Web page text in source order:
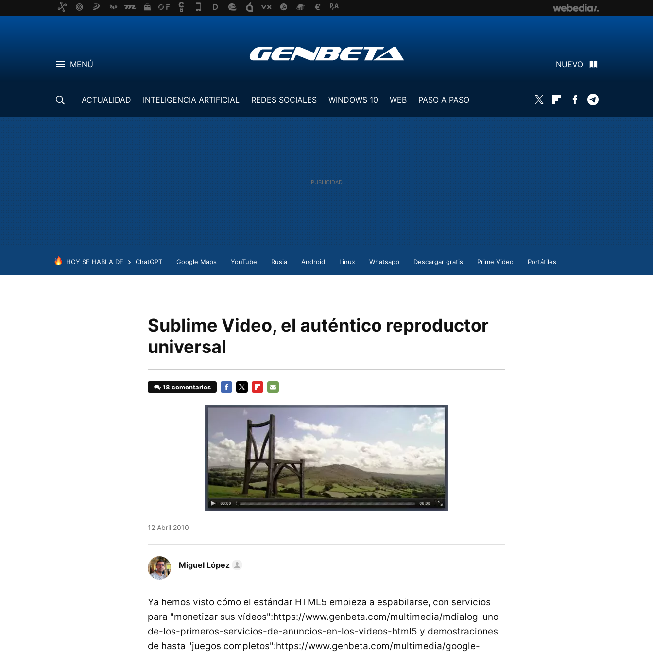
MENÚ NUEVO
ACTUALIDAD INTELIGENCIA ARTIFICIAL REDES SOCIALES WINDOWS 10 WEB
PASO A PASO
Twitter FlipboardFacebook
HOY SE HABLA DE ChatGPT Google Maps YouTube Rusia Android Linux Whatsapp Descargar gratis Prime Video Portátiles
Sublime Video, el auténtico reproductor
universal
18 comentarios
MAIL
12 Abril 2010
Miguel López
Ya hemos visto cómo el estándar HTML5 empieza a espabilarse, con servicios
para "monetizar sus vídeos":https://www.genbeta.com/multimedia/mdialog-uno-
de-los-primeros-servicios-de-anuncios-en-los-videos-html5 y demostraciones
de hasta "juegos completos":https://www.genbeta.com/multimedia/google-